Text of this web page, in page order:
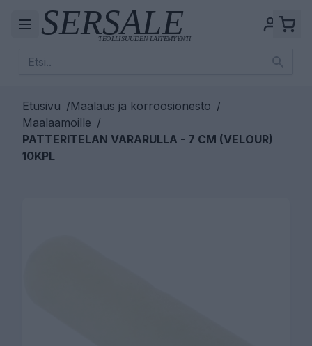
Etusivu /Maalaus ja korroosionesto /
Maalaamoille /
PATTERITELAN VARARULLA - 7 CM (VELOUR)
10KPL